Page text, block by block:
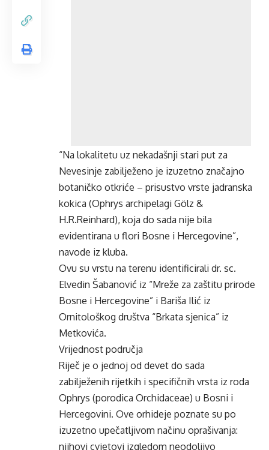
“Na lokalitetu uz nekadašnji stari put za
Nevesinje zabilježeno je izuzetno značajno
botaničko otkriće – prisustvo vrste jadranska
kokica (Ophrys archipelagi Gölz &
H.R.Reinhard), koja do sada nije bila
evidentirana u flori Bosne i Hercegovine”,
navode iz kluba.
Ovu su vrstu na terenu identificirali dr. sc.
Elvedin Šabanović iz “Mreže za zaštitu prirode
Bosne i Hercegovine” i Bariša Ilić iz
Ornitološkog društva “Brkata sjenica” iz
Metkovića.
Vrijednost područja
Riječ je o jednoj od devet do sada
zabilježenih rijetkih i specifičnih vrsta iz roda
Ophrys (porodica Orchidaceae) u Bosni i
Hercegovini. Ove orhideje poznate su po
izuzetno upečatljivom načinu oprašivanja:
njihovi cvjetovi izgledom neodoljivo